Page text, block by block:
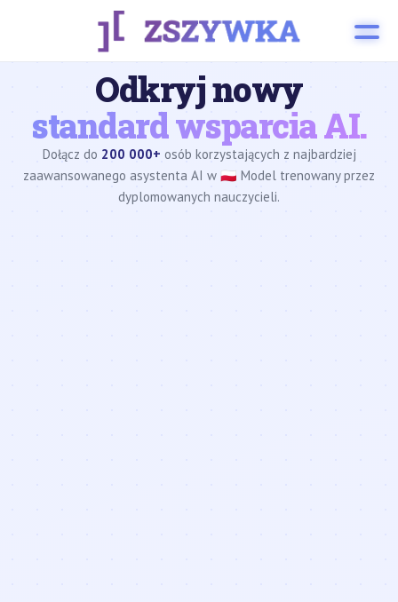
Odkryj nowy
standard wsparcia AI.
Dołącz do 200 000+ osób korzystających z najbardziej
zaawansowanego asystenta AI w 🇵🇱 Model trenowany przez
dyplomowanych nauczycieli.